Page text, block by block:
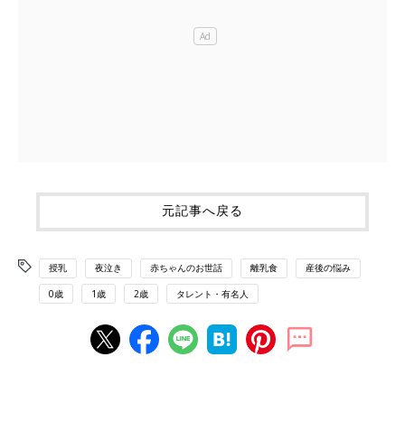
元記事へ戻る
授乳 夜泣き 赤ちゃんのお世話 離乳食 産後の悩み
0歳 1歳 2歳 タレント・有名人